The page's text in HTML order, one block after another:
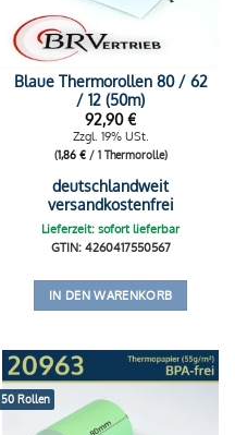
Blaue Thermorollen 80 / 62
/ 12 (50m)
92,90€
Zzgl. 19% USt.
(1,86 €/ 1 Thermorolle)
deutschlandweit
versandkostenfrei
Lieferzeit: sofort lieferbar
GTIN: 4260417550567
IN DEN WARENKORB
50 Rollen